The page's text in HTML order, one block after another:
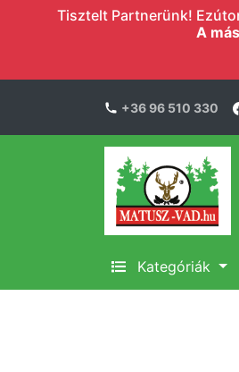
Tisztelt Partnerünk!
A
+36 96 510 330
Kategóriák